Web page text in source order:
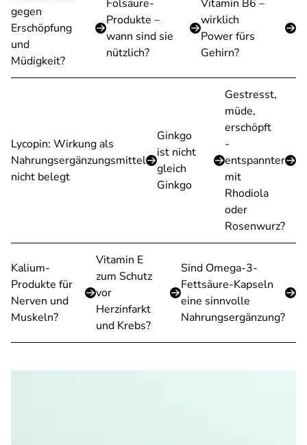
gegen
Erschöpfung
und
Müdigkeit?
Folsäure-
Produkte –
wann sind sie
nützlich?
Vitamin B6 –
wirklich
Power fürs
Gehirn?
Lycopin: Wirkung als
Nahrungsergänzungsmittel
nicht belegt
Ginkgo
ist nicht
gleich
Ginkgo
Gestresst,
müde,
erschöpft
-
entspannter
mit
Rhodiola
oder
Rosenwurz?
Kalium-
Produkte für
Nerven und
Muskeln?
Vitamin E
zum Schutz
vor
Herzinfarkt
und Krebs?
Sind Omega-3-
Fettsäure-Kapseln
eine sinnvolle
Nahrungsergänzung?